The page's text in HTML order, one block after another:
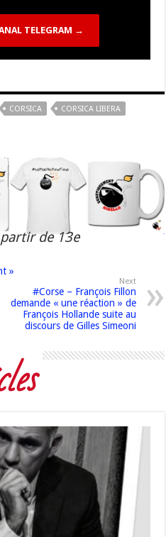
TELEGRAM →
CORSICA
CORSICA LIBERA
de 13e
»
Next
#Corse – François Fillon
demande « une réaction » de
François Hollande suite au
discours de Gilles Simeoni